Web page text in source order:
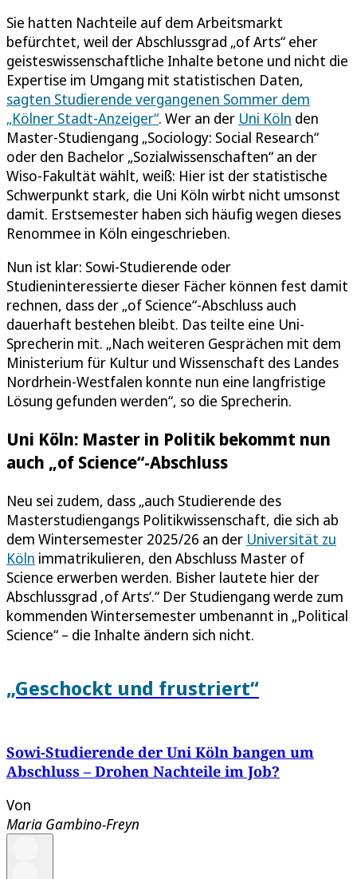
Sie hatten Nachteile auf dem Arbeitsmarkt
befürchtet, weil der Abschlussgrad „of Arts“ eher
geisteswissenschaftliche Inhalte betone und nicht die
Expertise im Umgang mit statistischen Daten,
sagten Studierende vergangenen Sommer dem
„Kölner Stadt-Anzeiger“. Wer an der Uni Köln den
Master-Studiengang „Sociology: Social Research“
oder den Bachelor „Sozialwissenschaften“ an der
Wiso-Fakultät wählt, weiß: Hier ist der statistische
Schwerpunkt stark, die Uni Köln wirbt nicht umsonst
damit. Erstsemester haben sich häufig wegen dieses
Renommee in Köln eingeschrieben.
Nun ist klar: Sowi-Studierende oder
Studieninteressierte dieser Fächer können fest damit
rechnen, dass der „of Science“-Abschluss auch
dauerhaft bestehen bleibt. Das teilte eine Uni-
Sprecherin mit. „Nach weiteren Gesprächen mit dem
Ministerium für Kultur und Wissenschaft des Landes
Nordrhein-Westfalen konnte nun eine langfristige
Lösung gefunden werden“, so die Sprecherin.
Uni Köln: Master in Politik bekommt nun
auch „of Science“-Abschluss
Neu sei zudem, dass „auch Studierende des
Masterstudiengangs Politikwissenschaft, die sich ab
dem Wintersemester 2025/26 an der Universität zu
Köln immatrikulieren, den Abschluss Master of
Science erwerben werden. Bisher lautete hier der
Abschlussgrad ‚of Arts‘.“ Der Studiengang werde zum
kommenden Wintersemester umbenannt in „Political
Science“ – die Inhalte ändern sich nicht.
„Geschockt und frustriert“
Sowi-Studierende der Uni Köln bangen um
Abschluss – Drohen Nachteile im Job?
Von
Maria Gambino-Freyn